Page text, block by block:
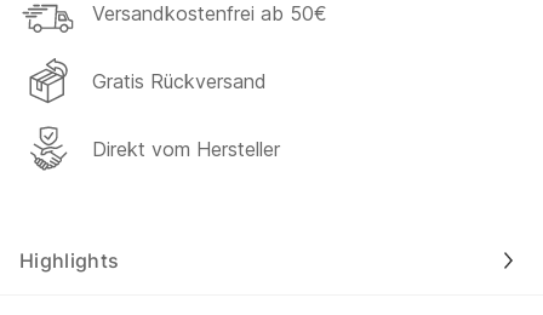
Versandkostenfrei ab 50€
Gratis Rückversand
Direkt vom Hersteller
Highlights